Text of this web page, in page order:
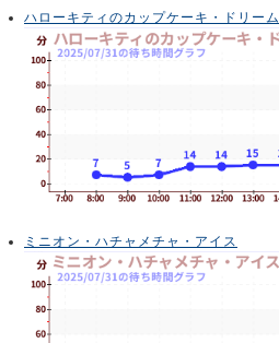
ハローキティのカップケーキ・ドリーム
ミニオン・ハチャメチャ・アイス